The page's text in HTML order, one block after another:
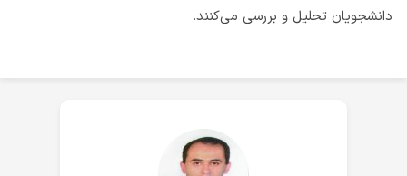
دانشجویان تحلیل و بررسی می‌کنند.